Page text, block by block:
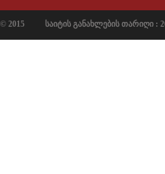
© 2015 საიტის განახლების თარიღი :